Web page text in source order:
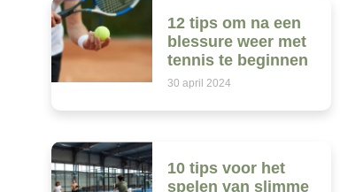
12 tips om na een
blessure weer met
tennis te beginnen
30 april 2024
10 tips voor het
spelen van slimme